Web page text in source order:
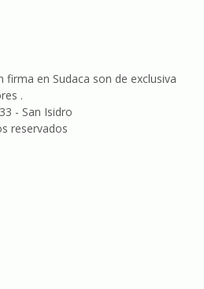
en Sudaca son de exclusiva
.
- San Isidro
reservados